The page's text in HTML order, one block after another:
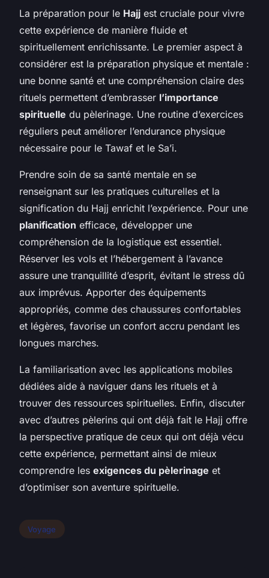
La préparation pour le Hajj est cruciale pour vivre
cette expérience de manière fluide et
spirituellement enrichissante. Le premier aspect à
considérer est la préparation physique et mentale :
une bonne santé et une compréhension claire des
rituels permettent d’embrasser l’importance
spirituelle du pèlerinage. Une routine d’exercices
réguliers peut améliorer l’endurance physique
nécessaire pour le Tawaf et le Sa’i.
Prendre soin de sa santé mentale en se
renseignant sur les pratiques culturelles et la
signification du Hajj enrichit l’expérience. Pour une
planification efficace, développer une
compréhension de la logistique est essentiel.
Réserver les vols et l’hébergement à l’avance
assure une tranquillité d’esprit, évitant le stress dû
aux imprévus. Apporter des équipements
appropriés, comme des chaussures confortables
et légères, favorise un confort accru pendant les
longues marches.
La familiarisation avec les applications mobiles
dédiées aide à naviguer dans les rituels et à
trouver des ressources spirituelles. Enfin, discuter
avec d’autres pèlerins qui ont déjà fait le Hajj offre
la perspective pratique de ceux qui ont déjà vécu
cette expérience, permettant ainsi de mieux
comprendre les exigences du pèlerinage et
d’optimiser son aventure spirituelle.
Voyage